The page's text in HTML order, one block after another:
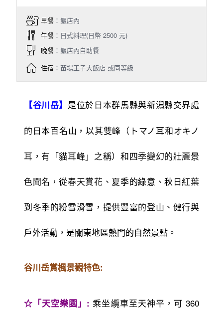
早餐：飯店內
午餐：日式料理(日幣 2500 元)
晚餐：飯店內自助餐
住宿：苗場王子大飯店 或同等級
【谷川岳】 是位於日本群馬縣與新潟縣交界處
的日本百名山，以其雙峰（トマノ耳和オキノ
耳，有「貓耳峰」之稱）和四季變幻的壯麗景
色聞名，從春天賞花、夏季的綠意、秋日紅葉
到冬季的粉雪滑雪，提供豐富的登山、健行與
戶外活動，是關東地區熱門的自然景點。
谷川岳賞楓景觀特色:
☆「天空樂園」: 乘坐纜車至天神平，可 360